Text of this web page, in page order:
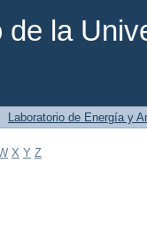
de la
Laboratorio de Energía y
X Y Z